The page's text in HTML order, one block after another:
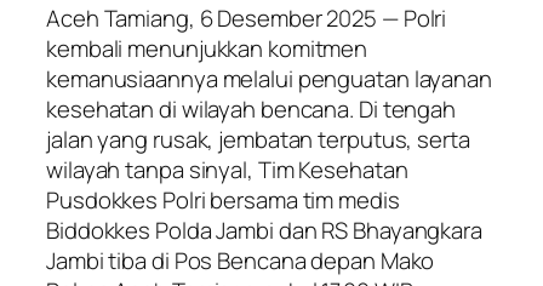
Aceh Tamiang, 6 Desember 2025 — Polri
kembali menunjukkan komitmen
kemanusiaannya melalui penguatan layanan
kesehatan di wilayah bencana. Di tengah
jalan yang rusak, jembatan terputus, serta
wilayah tanpa sinyal, Tim Kesehatan
Pusdokkes Polri bersama tim medis
Biddokkes Polda Jambi dan RS Bhayangkara
Jambi tiba di Pos Bencana depan Mako